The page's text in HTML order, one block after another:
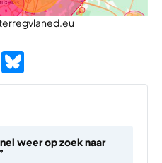
weer op zoek naar